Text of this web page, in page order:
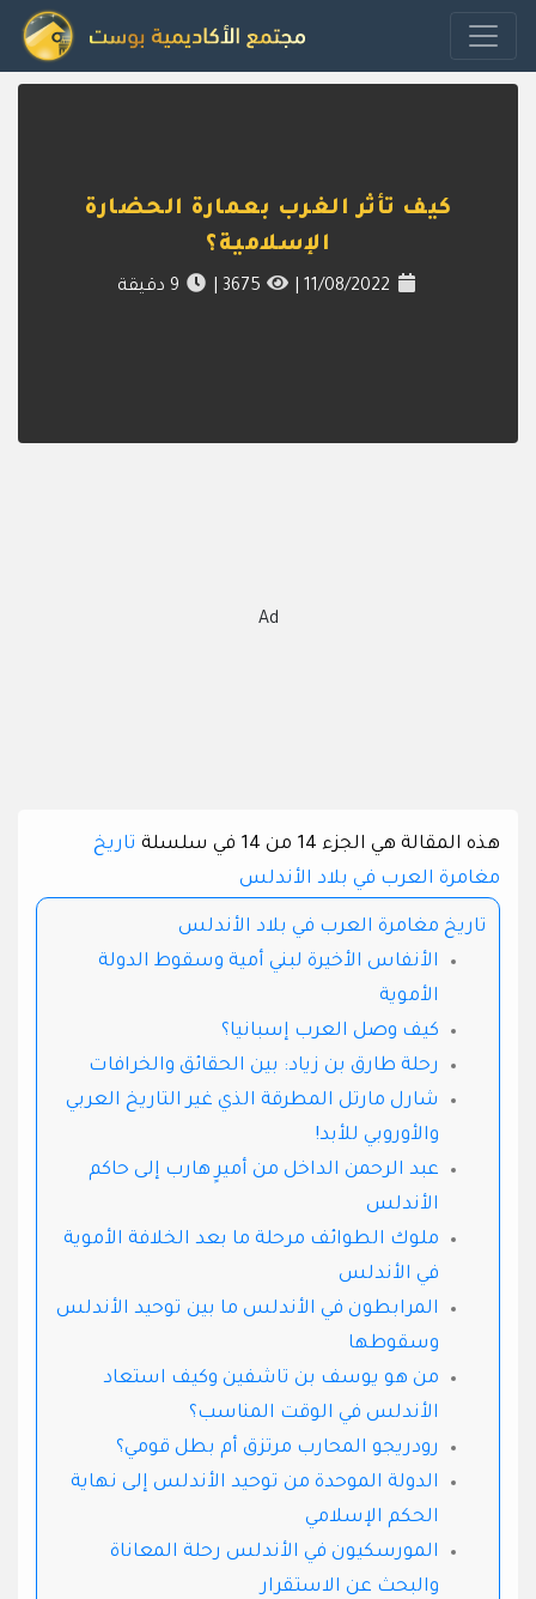
كيف تأثر الغرب بعمارة الحضارة
الإسلامية؟
11/08/2022
9 دقيقة
Ad
هذه المقالة هي الجزء 14 من 14 في سلسلة
تاريخ
مغامرة العرب في بلاد الأندلس
تاريخ مغامرة العرب في بلاد الأندلس
الأنفاس الأخيرة لبني أمية وسقوط الدولة
الأموية
كيف وصل العرب إسبانيا؟
رحلة طارق بن زياد: بين الحقائق والخرافات
شارل مارتل المطرقة الذي غير التاريخ العربي
والأوروبي للأبد!
عبد الرحمن الداخل من أميرٍ هارب إلى حاكم
الأندلس
ملوك الطوائف مرحلة ما بعد الخلافة الأموية
في الأندلس
المرابطون في الأندلس ما بين توحيد الأندلس
وسقوطها
من هو يوسف بن تاشفين وكيف استعاد
الأندلس في الوقت المناسب؟
رودريجو المحارب مرتزق أم بطل قومي؟
الدولة الموحدة من توحيد الأندلس إلى نهاية
الحكم الإسلامي
المورسكيون في الأندلس رحلة المعاناة
والبحث عن الاستقرار